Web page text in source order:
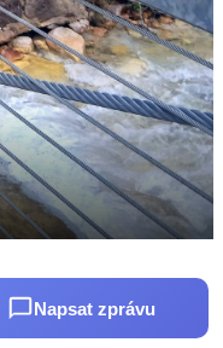
Napsat zprávu